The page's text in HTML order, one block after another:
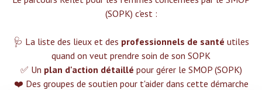
(SOPK) c'est :‍
🩺 La liste des lieux et des professionnels de santé utiles
quand on veut prendre soin de son SOPK
✅ Un plan d'action détaillé pour gérer le SMOP (SOPK)
❤️ Des groupes de soutien pour t'aider dans cette démarche